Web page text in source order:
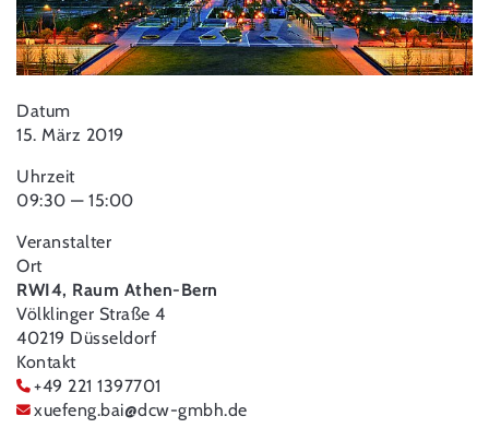
Datum
15. März 2019
Uhrzeit
09:30 — 15:00
Veranstalter
Ort
RWI4, Raum Athen-Bern
Völklinger Straße 4
40219 Düsseldorf
Kontakt
+49 221 1397701
xuefeng.bai@dcw-gmbh.de